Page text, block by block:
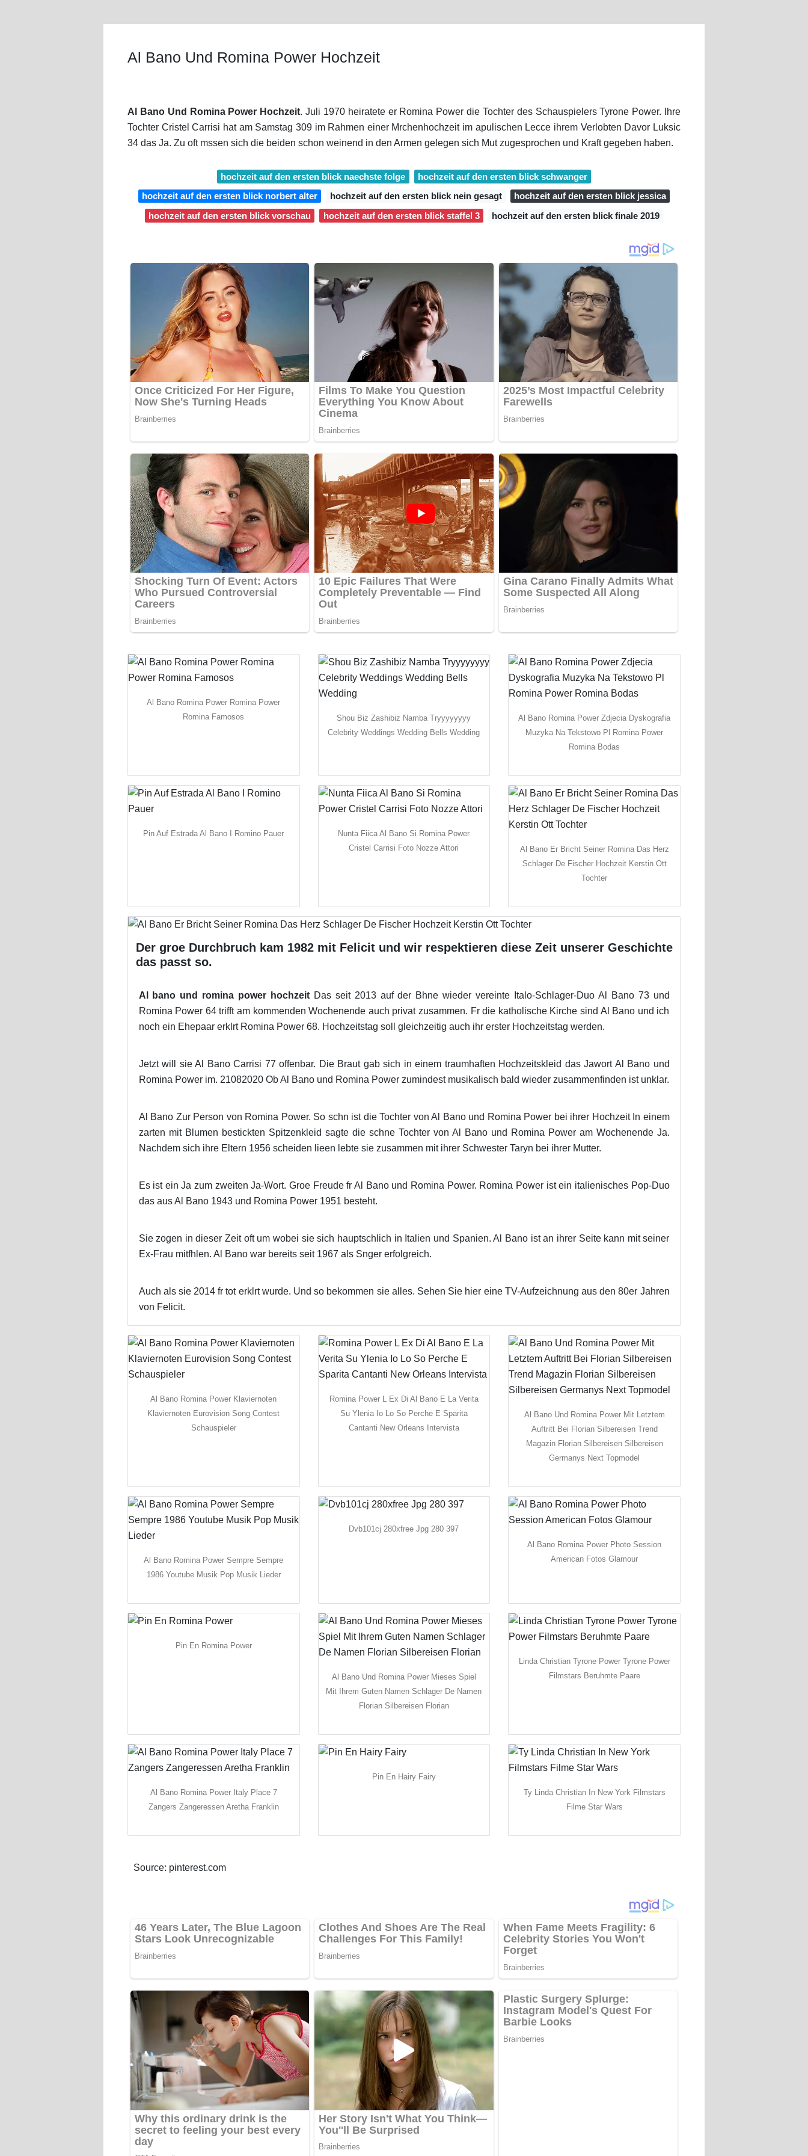
Al Bano Und Romina Power Hochzeit
Al Bano Und Romina Power Hochzeit. Juli 1970 heiratete er Romina Power die Tochter des Schauspielers Tyrone Power. Ihre
Tochter Cristel Carrisi hat am Samstag 309 im Rahmen einer Mrchenhochzeit im apulischen Lecce ihrem Verlobten Davor Luksic
34 das Ja. Zu oft mssen sich die beiden schon weinend in den Armen gelegen sich Mut zugesprochen und Kraft gegeben haben.
hochzeit auf den ersten blick naechste folge
hochzeit auf den ersten blick schwanger
hochzeit auf den ersten blick norbert alter
hochzeit auf den ersten blick nein gesagt
hochzeit auf den ersten blick jessica
hochzeit auf den ersten blick vorschau
hochzeit auf den ersten blick staffel 3 hochzeit auf den ersten blick finale 2019
Al Bano Romina Power Romina Power
Romina Famosos
Shou Biz Zashibiz Namba Tryyyyyyyy
Celebrity Weddings Wedding Bells Wedding
Al Bano Romina Power Zdjecia Dyskografia
Muzyka Na Tekstowo Pl Romina Power
Romina Bodas
Pin Auf Estrada Al Bano I Romino Pauer
Nunta Fiica Al Bano Si Romina Power
Cristel Carrisi Foto Nozze Attori
Al Bano Er Bricht Seiner Romina Das Herz
Schlager De Fischer Hochzeit Kerstin Ott
Tochter
Der groe Durchbruch kam 1982 mit Felicit und wir respektieren diese Zeit unserer Geschichte
das passt so.
Al bano und romina power hochzeitDas seit 2013 auf der Bhne wieder vereinte Italo-Schlager-Duo Al Bano 73 und
Romina Power 64 trifft am kommenden Wochenende auch privat zusammen. Fr die katholische Kirche sind Al Bano und ich
noch ein Ehepaar erklrt Romina Power 68. Hochzeitstag soll gleichzeitig auch ihr erster Hochzeitstag werden.
Jetzt will sie Al Bano Carrisi 77 offenbar. Die Braut gab sich in einem traumhaften Hochzeitskleid das Jawort Al Bano und
Romina Power im. 21082020 Ob Al Bano und Romina Power zumindest musikalisch bald wieder zusammenfinden ist unklar.
Al Bano Zur Person von Romina Power. So schn ist die Tochter von Al Bano und Romina Power bei ihrer Hochzeit In einem
zarten mit Blumen bestickten Spitzenkleid sagte die schne Tochter von Al Bano und Romina Power am Wochenende Ja.
Nachdem sich ihre Eltern 1956 scheiden lieen lebte sie zusammen mit ihrer Schwester Taryn bei ihrer Mutter.
Es ist ein Ja zum zweiten Ja-Wort. Groe Freude fr Al Bano und Romina Power. Romina Power ist ein italienisches Pop-Duo
das aus Al Bano 1943 und Romina Power 1951 besteht.
Sie zogen in dieser Zeit oft um wobei sie sich hauptschlich in Italien und Spanien. Al Bano ist an ihrer Seite kann mit seiner
Ex-Frau mitfhlen. Al Bano war bereits seit 1967 als Snger erfolgreich.
Auch als sie 2014 fr tot erklrt wurde. Und so bekommen sie alles. Sehen Sie hier eine TV-Aufzeichnung aus den 80er Jahren
von Felicit.
Al Bano Romina Power Klaviernoten
Klaviernoten Eurovision Song Contest
Schauspieler
Romina Power L Ex Di Al Bano E La Verita
Su Ylenia Io Lo So Perche E Sparita
Cantanti New Orleans Intervista
Al Bano Und Romina Power Mit Letztem
Auftritt Bei Florian Silbereisen Trend
Magazin Florian Silbereisen Silbereisen
Germanys Next Topmodel
Al Bano Romina Power Sempre Sempre
1986 Youtube Musik Pop Musik Lieder
Dvb101cj 280xfree Jpg 280 397
Al Bano Romina Power Photo Session
American Fotos Glamour
Pin En Romina Power
Al Bano Und Romina Power Mieses Spiel
Mit Ihrem Guten Namen Schlager De Namen
Florian Silbereisen Florian
Linda Christian Tyrone Power Tyrone Power
Filmstars Beruhmte Paare
Al Bano Romina Power Italy Place 7
Zangers Zangeressen Aretha Franklin
Pin En Hairy Fairy
Ty Linda Christian In New York Filmstars
Filme Star Wars
Source: pinterest.com